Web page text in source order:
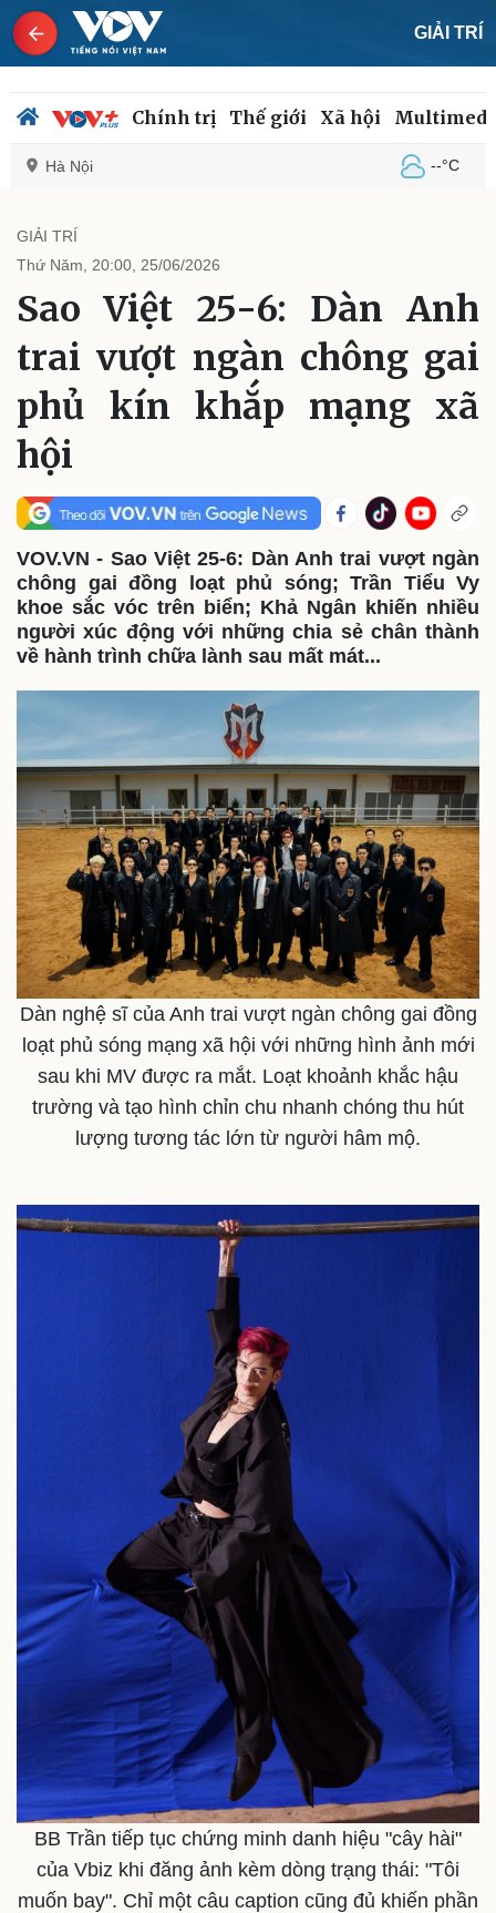
GIẢI TRÍ
Chính trị Thế giới Xã hội
Hà Nội --°C
Chính trị
Đảng
Tổ chức nhân sự
Quốc hội
Nhận diện sự thật
Tin 24h
Dự báo thời tiết
Giáo dục
Dấu ấn VOV
Biển đảo
Multimedia
Video
Ảnh
E-Magazine
Infographic
GIẢI TRÍ
Thứ Năm, 20:00, 25/06/2026
Sao Việt 25-6: Dàn Anh
trai vượt ngàn chông gai
phủ kín khắp mạng xã
hội
VOV.VN - Sao Việt 25-6: Dàn Anh trai vượt ngàn
chông gai đồng loạt phủ sóng; Trần Tiểu Vy
khoe sắc vóc trên biển; Khả Ngân khiến nhiều
người xúc động với những chia sẻ chân thành
về hành trình chữa lành sau mất mát...
Dàn nghệ sĩ của Anh trai vượt ngàn chông gai đồng
loạt phủ sóng mạng xã hội với những hình ảnh mới
sau khi MV được ra mắt. Loạt khoảnh khắc hậu
trường và tạo hình chỉn chu nhanh chóng thu hút
lượng tương tác lớn từ người hâm mộ.
BB Trần tiếp tục chứng minh danh hiệu "cây hài"
của Vbiz khi đăng ảnh kèm dòng trạng thái: "Tôi
muốn bay". Chỉ một câu caption cũng đủ khiến phần